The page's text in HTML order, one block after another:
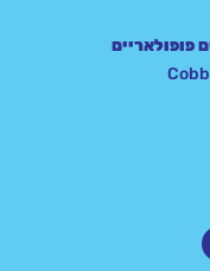
פופולאריים